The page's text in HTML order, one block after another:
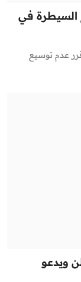
السيطرة في
قرر عدم توسيع
ويدعو